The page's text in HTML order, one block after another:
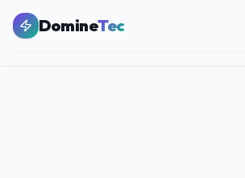
DomineTec